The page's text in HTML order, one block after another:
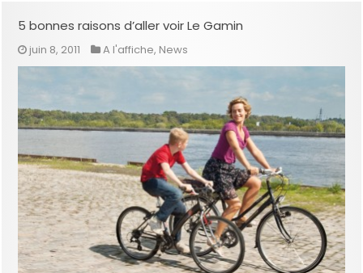
5 bonnes raisons d’aller voir Le Gamin
juin 8, 2011 A l'affiche, News